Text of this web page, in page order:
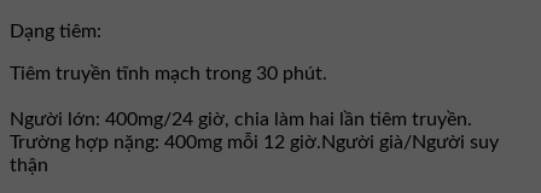
Dạng tiêm:
Tiêm truyền tĩnh mạch trong 30 phút.
Người lớn: 400mg/24 giờ, chia làm hai lần tiêm truyền.
Trường hợp nặng: 400mg mỗi 12 giờ.Người già/Người suy
thận